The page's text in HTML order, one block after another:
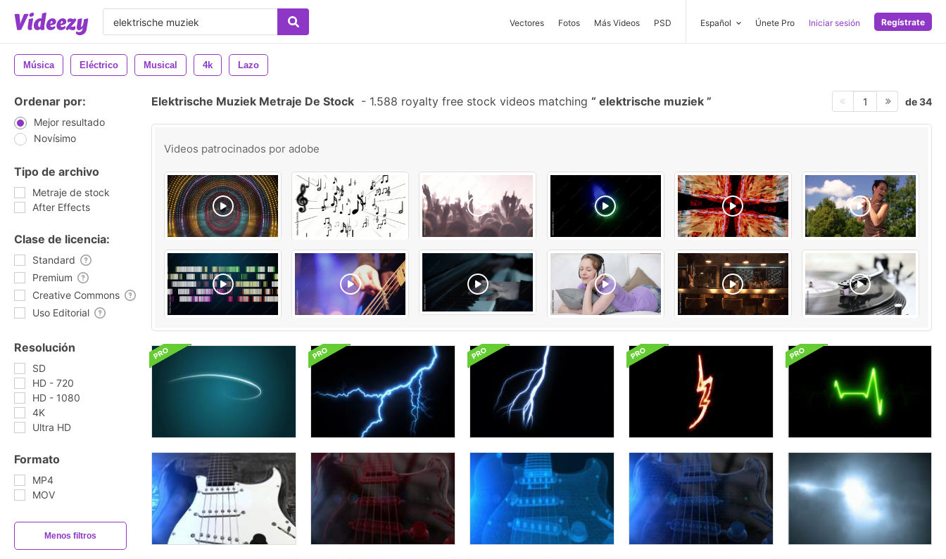
Vectores Fotos Más Videos PSD Español Únete Pro Iniciar sesión Regístrate
Música Eléctrico Musical 4k Lazo
Ordenar por:
Mejor resultado
Novísimo
Tipo de archivo
Metraje de stock
After Effects
Clase de licencia:
Standard
Premium
Creative Commons
Uso Editorial
Resolución
SD
HD - 720
HD - 1080
4K
Ultra HD
Formato
MP4
MOV
Menos filtros
Elektrische Muziek Metraje De Stock - 1.588 royalty free stock videos matching elektrische muziek 1 de 34
Videos patrocinados por adobe